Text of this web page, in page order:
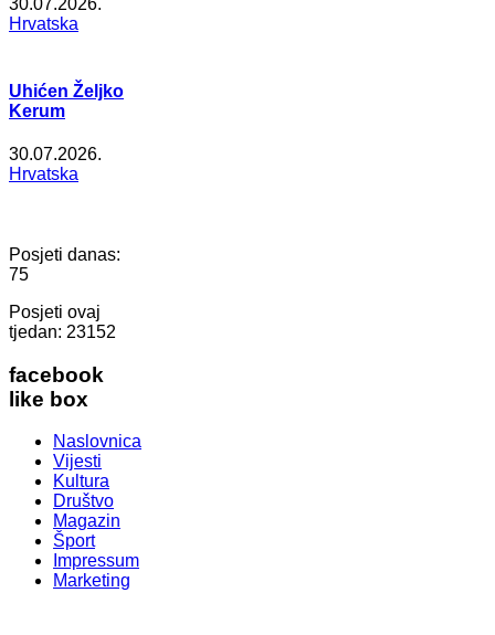
30.07.2026.
Hrvatska
Uhićen Željko
Kerum
30.07.2026.
Hrvatska
Posjeti danas:
75
Posjeti ovaj
tjedan: 23152
facebook
like box
Naslovnica
Vijesti
Kultura
Društvo
Magazin
Šport
Impressum
Marketing